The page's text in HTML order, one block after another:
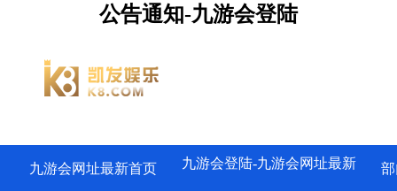
公告通知-九游会登陆
九游会网址最新首页 九游会登陆-九游会网址最新